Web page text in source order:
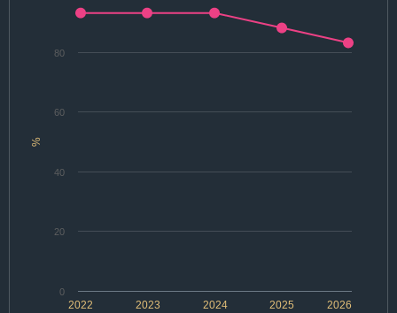
%
2022 2024 2026
2023 2025
0
20
40
60
80